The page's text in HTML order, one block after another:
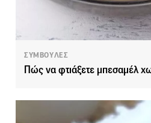
ΣΥΜΒΟΥΛΕΣ
Πώς να φτιάξετε μπεσαμέλ